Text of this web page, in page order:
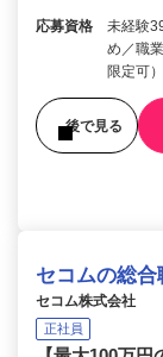
応募資格
未経験
め／職
限定可）
後で見る
セコムの総合
セコム株式会社
正社員